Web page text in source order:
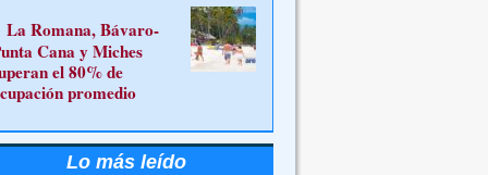
La Romana, Bávaro-
Cana y Miches
el 80% de
promedio
Lo más leído